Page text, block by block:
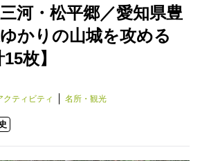
河・松平郷／愛知県豊
かりの山城を攻める
枚】
クティビティ 名所・観光